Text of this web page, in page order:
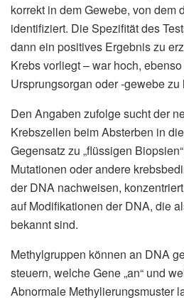
korrekt in dem Gewebe, von dem
identifiziert. Die Spezifität des
dann ein positives Ergebnis zu
Krebs vorliegt – war hoch,
Ursprungsorgan oder -gewebe
Den Angaben zufolge sucht der
Krebszellen beim Absterben in
Gegensatz zu „flüssigen
Mutationen oder andere
der DNA nachweisen,
auf Modifikationen der DNA, die
bekannt sind.
Methylgruppen können an DNA
steuern, welche Gene „an“ und
Abnormale Methylierungsmuster